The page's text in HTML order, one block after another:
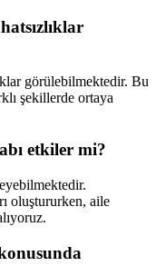
görülebilmektedir. Bu
şekillerde ortaya
etkiler mi?
oluştururken, aile